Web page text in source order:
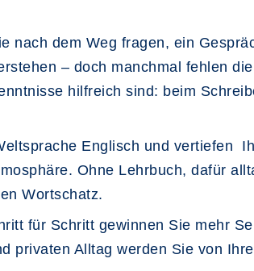
nach dem Weg fragen, ein
– doch manchmal fehlen
hilfreich sind: beim
Englisch und vertiefen
Ohne Lehrbuch, dafür
Wortschatz.
für Schritt gewinnen Sie mehr
privaten Alltag werden Sie von